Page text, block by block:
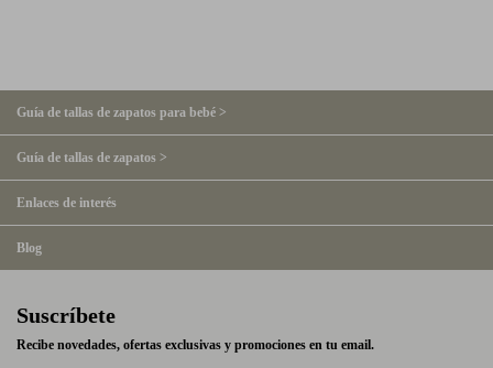
Guía de tallas de zapatos para bebé >
Guía de tallas de zapatos >
Enlaces de interés
Blog
Suscríbete
Recibe novedades, ofertas exclusivas y promociones en tu email.